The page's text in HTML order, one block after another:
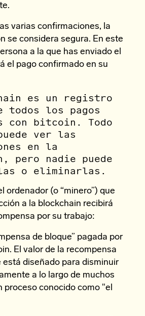
varias confirmaciones, la
se considera segura. En este
a la que has enviado el
el pago confirmado en su
es un registro
todos los pagos
con bitcoin. Todo
ver las
en la
pero nadie puede
o eliminarlas.
ordenador (o “minero”) que
a la blockchain recibirá
por su trabajo:
de bloque” pagada por
El valor de la recompensa
está diseñado para disminuir
a lo largo de muchos
proceso conocido como "el